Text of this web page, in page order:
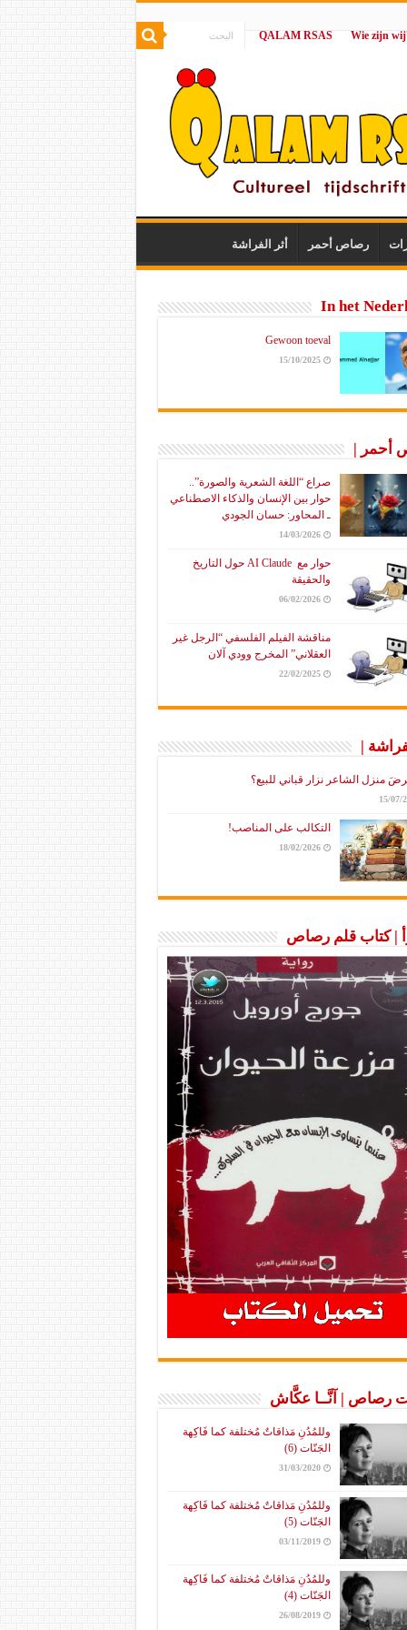
|
QALAM RSAS
رصاص أحمر أثر الفراشة
In het
Gewoon toeval
15/10/2025
أحمر |
صراع “اللغة الشعرية والصورة”..
حوار بين الإنسان والذكاء الاصطناعي
ـ المحاور: حسان الجودي
14/03/2026
حوار مع AI Claude حول التاريخ
والحقيقة
06/02/2026
مناقشة الفيلم الفلسفي “الرجل غير
العقلاني” المخرج وودي آلان
22/02/2025
|
منزل الشاعر نزار قباني للبيع؟
15/07/
التكالب على المناصب!
18/02/2026
| كتاب قلم رصاص
رصاص | آنَّــا عكَّاش
وللمُدُنِ مَذاقاتٌ مُختلفة كما فَاكِهة
الجَنّات (6)
31/03/2020
وللمُدُنِ مَذاقاتٌ مُختلفة كما فَاكِهة
الجَنّات (5)
03/11/2019
وللمُدُنِ مَذاقاتٌ مُختلفة كما فَاكِهة
الجَنّات (4)
26/08/2019